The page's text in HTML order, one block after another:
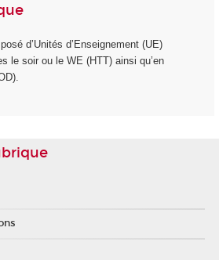
d’Unités d’Enseignement (UE)
le soir ou le WE (HTT) ainsi qu’en